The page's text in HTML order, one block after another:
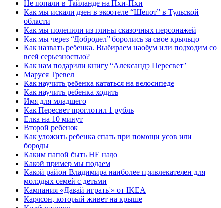
Не попали в Тайланде на Пхи-Пхи
Как мы искали дзен в экоотеле “Шепот” в Тульской
области
Как мы полепили из глины сказочных персонажей
Как мы через “Добродел” боролись за свое крыльцо
Как назвать ребенка. Выбираем наобум или подходим со
всей серьезностью?
Как нам подарили книгу “Александр Пересвет”
Маруся Тревел
Как научить ребенка кататься на велосипеде
Как научить ребенка ходить
Имя для младшего
Как Пересвет проглотил 1 рубль
Елка на 10 минут
Второй ребенок
Как уложить ребенка спать при помощи усов или
бороды
Каким папой быть НЕ надо
Какой пример мы подаем
Какой район Владимира наиболее привлекателен для
молодых семей с детьми
Кампания «Давай играть!» от IKEA
Карлсон, который живет на крыше